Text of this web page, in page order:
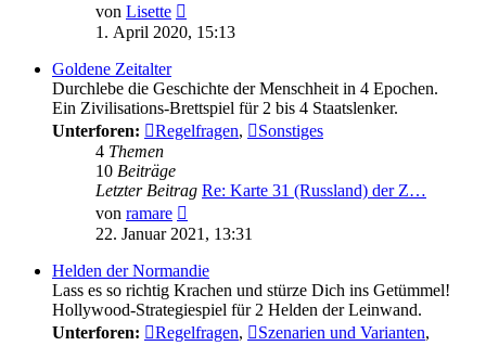
von Lisette
Beitrag
1. April 2020, 15:13
Goldene Zeitalter
Durchlebe die Geschichte der Menschheit in 4 Epochen.
Ein Zivilisations-Brettspiel für 2 bis 4 Staatslenker.
Unterforen:
Regelfragen,
Sonstiges
4 Themen
10 Beiträge
Letzter Beitrag Re: Karte 31 (Russland) der Z…
von ramare
Beitrag
22. Januar 2021, 13:31
Helden der Normandie
Lass es so richtig Krachen und stürze Dich ins Getümmel!
Hollywood-Strategiespiel für 2 Helden der Leinwand.
Unterforen:
Regelfragen, Szenarien und Varianten,